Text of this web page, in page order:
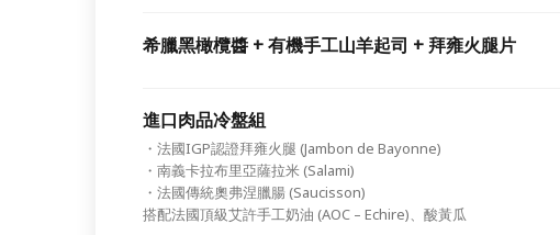
希臘黑橄欖醬 + 有機手工山羊起司 + 拜雍火腿片
進口肉品冷盤組
・法國IGP認證拜雍火腿 (Jambon de Bayonne)
・南義卡拉布里亞薩拉米 (Salami)
・法國傳統奧弗涅臘腸 (Saucisson)
搭配法國頂級艾許手工奶油 (AOC – Echire)、酸黃瓜